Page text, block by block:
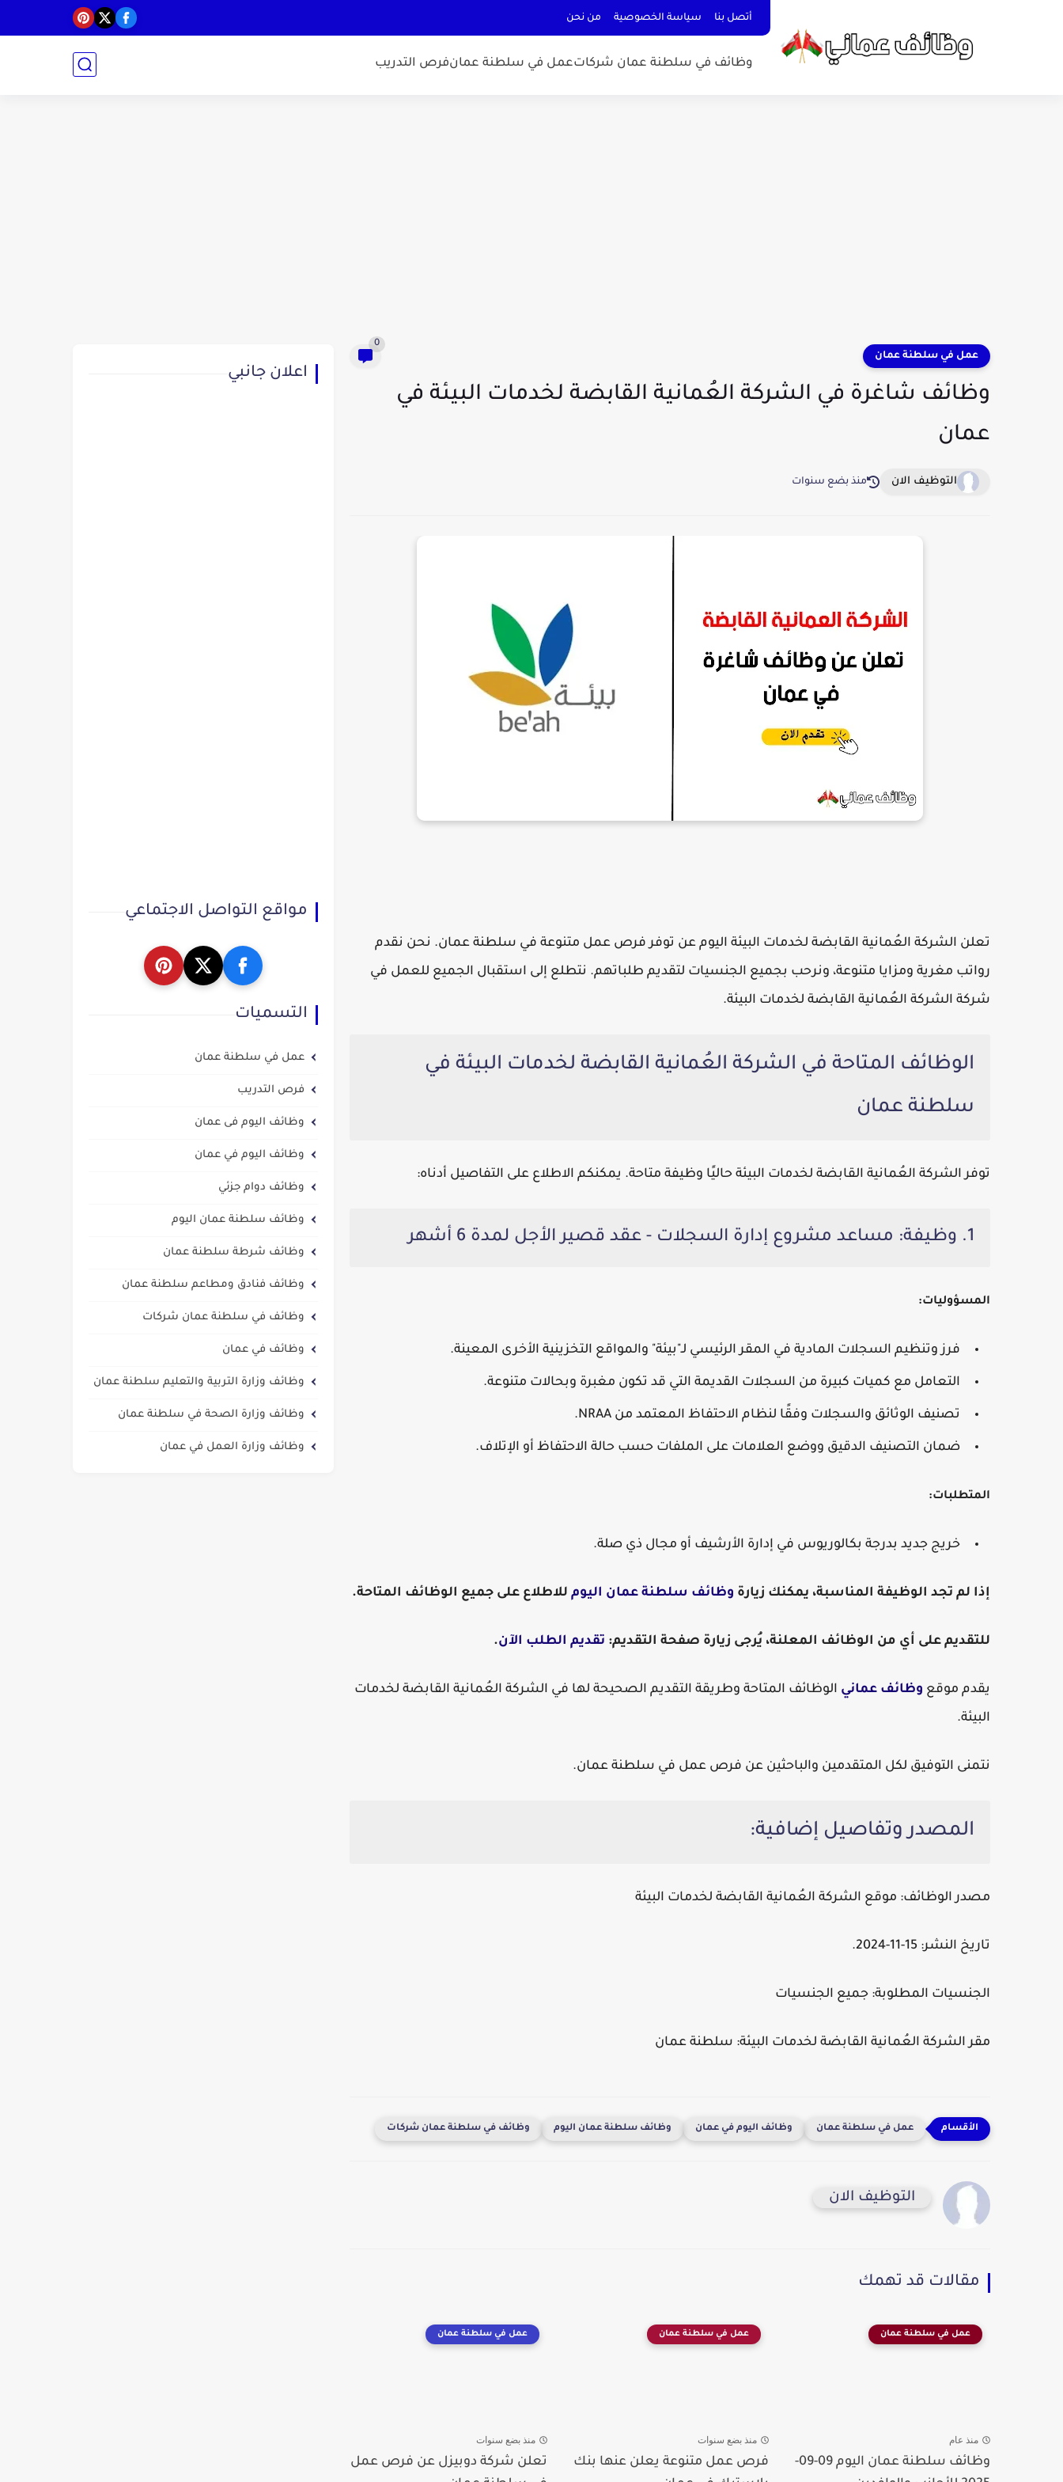
أتصل بنا سياسة الخصوصية من نحن
وظائف في سلطنة عمان شركاتعمل في سلطنة عمانفرص التدريب
عمل في سلطنة عمان
0
وظائف شاغرة في الشركة العُمانية القابضة لخدمات البيئة في
عمان
التوظيف الان منذ بضع سنوات
تعلن الشركة العُمانية القابضة لخدمات البيئة اليوم عن توفر فرص عمل متنوعة في سلطنة عمان. نحن نقدم
رواتب مغرية ومزايا متنوعة، ونرحب بجميع الجنسيات لتقديم طلباتهم. نتطلع إلى استقبال الجميع للعمل في
شركة الشركة العُمانية القابضة لخدمات البيئة.
الوظائف المتاحة في الشركة العُمانية القابضة لخدمات البيئة في
سلطنة عمان
توفرالشركة العُمانية القابضة لخدمات البيئة حاليًا وظيفة متاحة. يمكنكم الاطلاع على التفاصيل أدناه:
1. وظيفة: مساعد مشروع إدارة السجلات - عقد قصير الأجل لمدة 6 أشهر
المسؤوليات:
فرز وتنظيم السجلات المادية في المقر الرئيسي لـ"بيئة" والمواقع التخزينية الأخرى المعينة.
التعامل مع كميات كبيرة من السجلات القديمة التي قد تكون مغبرة وبحالات متنوعة.
تصنيف الوثائق والسجلات وفقًا لنظام الاحتفاظ المعتمد من NRAA.
ضمان التصنيف الدقيق ووضع العلامات على الملفات حسب حالة الاحتفاظ أو الإتلاف.
المتطلبات:
خريج جديد بدرجة بكالوريوس في إدارة الأرشيف أو مجال ذي صلة.
إذا لم تجد الوظيفة المناسبة، يمكنك زيارة وظائف سلطنة عمان اليوم للاطلاع على جميع الوظائف المتاحة.
للتقديم على أي من الوظائف المعلنة، يُرجى زيارة صفحة التقديم: تقديم الطلب الآن.
يقدم موقع وظائف عماني الوظائف المتاحة وطريقة التقديم الصحيحة لها في الشركة العُمانية القابضة لخدمات
البيئة.
نتمنى التوفيق لكل المتقدمين والباحثين عن فرص عمل في سلطنة عمان.
المصدر وتفاصيل إضافية:
مصدر الوظائف: موقع الشركة العُمانية القابضة لخدمات البيئة
تاريخ النشر:
الجنسيات المطلوبة: جميع الجنسيات
مقر الشركة العُمانية القابضة لخدمات البيئة: سلطنة عمان
عمل في سلطنة عمان وظائف اليوم في عمان وظائف سلطنة عمان اليوم وظائف في سلطنة عمان شركات
التوظيف الان
مقالات قد تهمك
عمل في سلطنة عمان
منذ عام
وظائف سلطنة عمان اليوم 09-09-
عمل في سلطنة عمان
منذ بضع سنوات
فرص عمل متنوعة يعلن عنها بنك
عمل في سلطنة عمان
منذ بضع سنوات
تعلن شركة دوبيزل عن فرص عمل
اعلان جانبي
مواقع التواصل الاجتماعي
التسميات
عمل في سلطنة عمان
فرص التدريب
وظائف اليوم فى عمان
وظائف اليوم في عمان
وظائف دوام جزئي
وظائف سلطنة عمان اليوم
وظائف شرطة سلطنة عمان
وظائف فنادق ومطاعم سلطنة عمان
وظائف في سلطنة عمان شركات
وظائف في عمان
وظائف وزارة التربية والتعليم سلطنة عمان
وظائف وزارة الصحة في سلطنة عمان
وظائف وزارة العمل في عمان